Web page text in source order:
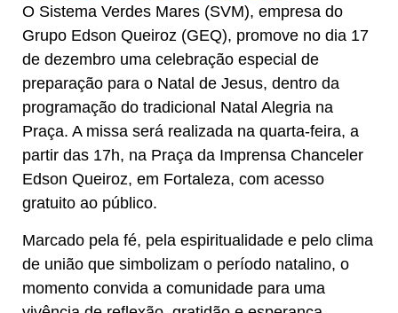
O Sistema Verdes Mares (SVM), empresa do
Grupo Edson Queiroz (GEQ), promove no dia 17
de dezembro uma celebração especial de
preparação para o Natal de Jesus, dentro da
programação do tradicional Natal Alegria na
Praça. A missa será realizada na quarta-feira, a
partir das 17h, na Praça da Imprensa Chanceler
Edson Queiroz, em Fortaleza, com acesso
gratuito ao público.
Marcado pela fé, pela espiritualidade e pelo clima
de união que simbolizam o período natalino, o
momento convida a comunidade para uma